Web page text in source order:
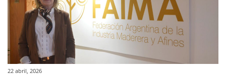
22 abril, 2026